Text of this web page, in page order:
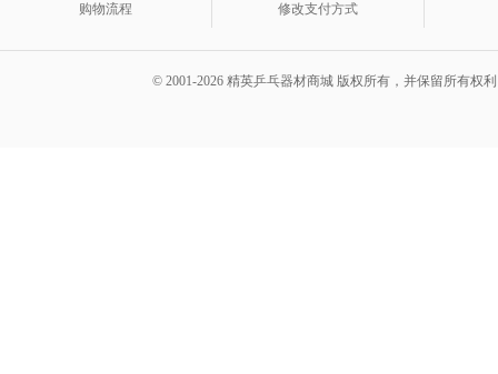
购物流程
修改支付方式
© 2001-2026 精英乒乓器材商城 版权所有，并保留所有权